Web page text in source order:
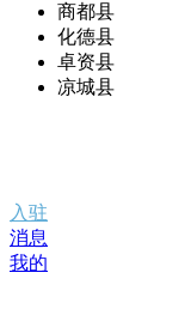
商都县
化德县
卓资县
凉城县
入驻
消息
我的